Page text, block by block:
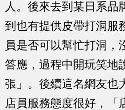
人。後來去到某日系品
到也有提供皮帶打洞服
員是否可以幫忙打洞，
答應，過程中開玩笑地
張」。後續這名網友也
店員服務態度很好，「